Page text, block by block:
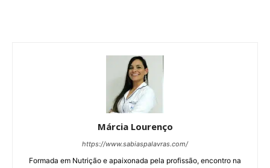
Márcia Lourenço
https://www.sabiaspalavras.com/
Formada em Nutrição e apaixonada pela profissão, encontro na